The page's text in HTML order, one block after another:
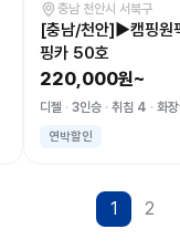
충남 천안시 서북구
[충남/천안]▶캠핑원
핑카 50호
220,000원~
디젤 3인승 취침 4 화
연박할인
1 2